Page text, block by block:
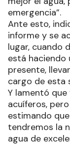
emergencia”.
Ante esto,
informe y se
lugar, cuando
está haciendo
presente,
cargo de esta
Y lamentó
acuíferos,
estimando
tendremos la
agua de